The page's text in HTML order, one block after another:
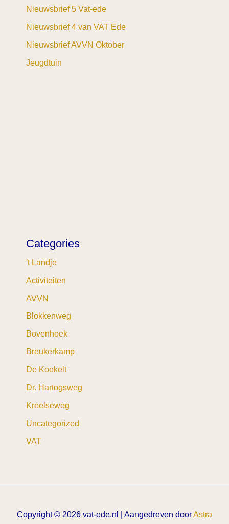
Nieuwsbrief 5 Vat-ede
Nieuwsbrief 4 van VAT Ede
Nieuwsbrief AVVN Oktober
Jeugdtuin
Categories
't Landje
Activiteiten
AVVN
Blokkenweg
Bovenhoek
Breukerkamp
De Koekelt
Dr. Hartogsweg
Kreelseweg
Uncategorized
VAT
Copyright © 2026 vat-ede.nl | Aangedreven doorAstra